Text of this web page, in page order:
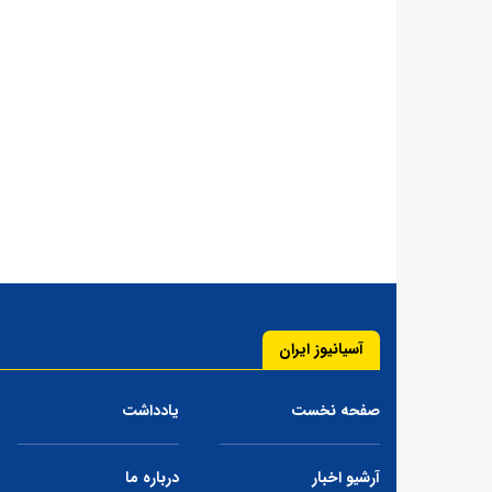
آسیانیوز ایران
صفحه نخست یادداشت
آرشیو اخبار درباره ما